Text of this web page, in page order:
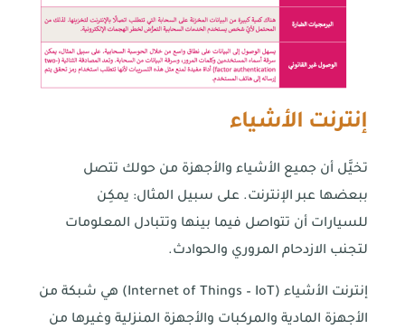
إنترنت الأشياء
تخيَّل أن جميع الأشياء والأجهزة من حولك تتصل
ببعضها عبر الإنترنت. على سبيل المثال: يمكِن
للسيارات أن تتواصل فيما بينها وتتبادل المعلومات
لتجنب الازدحام المروري والحوادث.
إنترنت الأشياء (Internet of Things – IoT) هي شبكة من
الأجهزة المادية والمركبات والأجهزة المنزلية وغيرها من